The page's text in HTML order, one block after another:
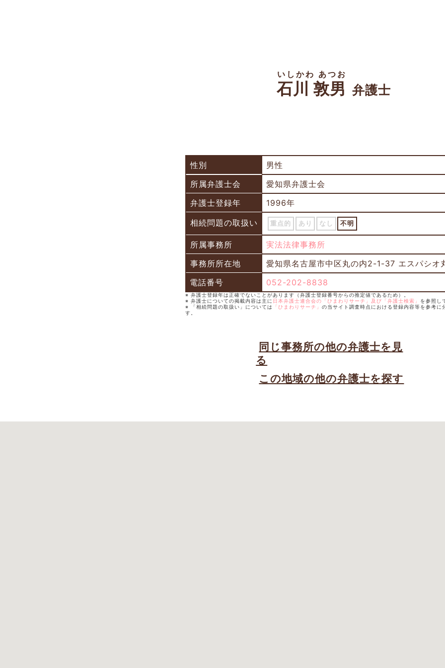
石川 敦男
いしかわ あつお
弁護士
性別
男性
所属弁護士会
愛知県弁護士会
弁護士登録年
1996年
相続問題の取扱い
重点的 あり なし 不明
所属事務所
実法法律事務所
事務所所在地
愛知県名古屋市中区丸の内2-1-37 エスパシオ
電話番号
052-202-8838
※ 弁護士登録年は正確でないことがあります（弁護士登録番号からの推定値であるため）。
※ 弁護士についての掲載内容は主に 日本弁護士連合会の「ひまわりサーチ」及び「弁護士検索」 を参照し
※ 「相続問題の取扱い」については
「ひまわりサーチ」 の当サイト調査時点における登録内容等を参考に
す。
同じ事務所の他の弁護士を見
る
この地域の他の弁護士を探す